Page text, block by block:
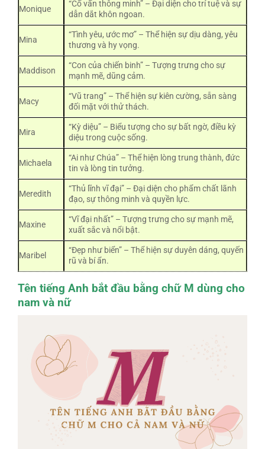
Monique
“Cố vấn thông minh” – Đại diện cho trí tuệ và sự
dẫn dắt khôn ngoan.
Mina
“Tình yêu, ước mơ” – Thể hiện sự dịu dàng, yêu
thương và hy vọng.
Maddison
“Con của chiến binh” – Tượng trưng cho sự
mạnh mẽ, dũng cảm.
Macy
“Vũ trang” – Thể hiện sự kiên cường, sẵn sàng
đối mặt với thử thách.
Mira
“Kỳ diệu” – Biểu tượng cho sự bất ngờ, điều kỳ
diệu trong cuộc sống.
Michaela
“Ai như Chúa” – Thể hiện lòng trung thành, đức
tin và lòng tin tưởng.
Meredith
“Thủ lĩnh vĩ đại” – Đại diện cho phẩm chất lãnh
đạo, sự thông minh và quyền lực.
Maxine
“Vĩ đại nhất” – Tượng trưng cho sự mạnh mẽ,
xuất sắc và nổi bật.
Maribel
“Đẹp như biển” – Thể hiện sự duyên dáng, quyến
rũ và bí ẩn.
Tên tiếng Anh bắt đầu bằng chữ M dùng cho
nam và nữ